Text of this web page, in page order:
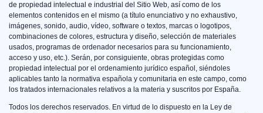
de propiedad intelectual e industrial del Sitio Web, así como de los
elementos contenidos en el mismo (a título enunciativo y no exhaustivo,
imágenes, sonido, audio, vídeo, software o textos, marcas o logotipos,
combinaciones de colores, estructura y diseño, selección de materiales
usados, programas de ordenador necesarios para su funcionamiento,
acceso y uso, etc.). Serán, por consiguiente, obras protegidas como
propiedad intelectual por el ordenamiento jurídico español, siéndoles
aplicables tanto la normativa española y comunitaria en este campo, como
los tratados internacionales relativos a la materia y suscritos por España.
Todos los derechos reservados. En virtud de lo dispuesto en la Ley de